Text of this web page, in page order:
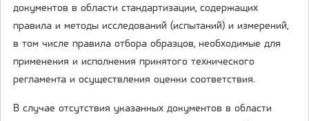
документов в области стандартизации, содержащих
правила и методы исследований (испытаний) и измерений,
в том числе правила отбора образцов, необходимые для
применения и исполнения принятого технического
регламента и осуществления оценки соответствия.
В случае отсутствия указанных документов в области